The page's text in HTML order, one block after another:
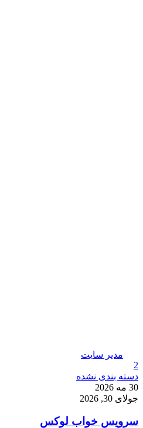
مدیر سایت
2
دسته بندی نشده
30 مه 2026
جولای 30, 2026
سرویس خواب لوکس